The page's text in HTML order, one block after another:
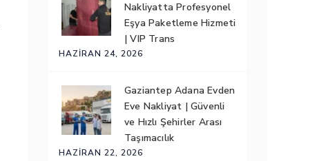
Nakliyatta Profesyonel
Eşya Paketleme Hizmeti
| VIP Trans
HAZIRAN 24, 2026
Gaziantep Adana Evden
Eve Nakliyat | Güvenli
ve Hızlı Şehirler Arası
Taşımacılık
HAZIRAN 22, 2026